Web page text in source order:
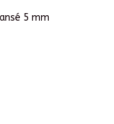
5 mm